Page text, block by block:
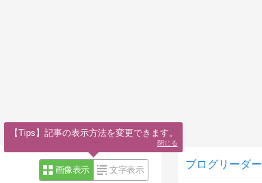
画像表示 文字表示 ブログリーダー
【Tips】記事の表示方法を変更できます。
閉じる